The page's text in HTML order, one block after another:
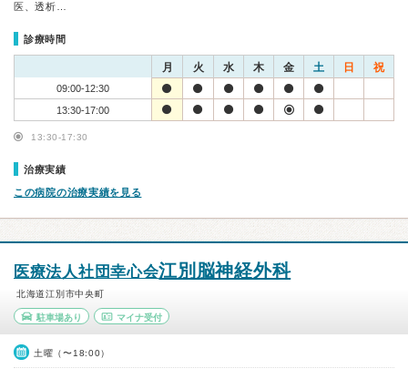
医、透析…
診療時間
月 火 水 木 金 土 日 祝
09:00-12:30
13:30-17:00
13:30-17:30
治療実績
この病院の治療実績を見る
医療法人社団幸心会江別脳神経外科
北海道江別市中央町
駐車場あり マイナ受付
土曜（〜18:00）